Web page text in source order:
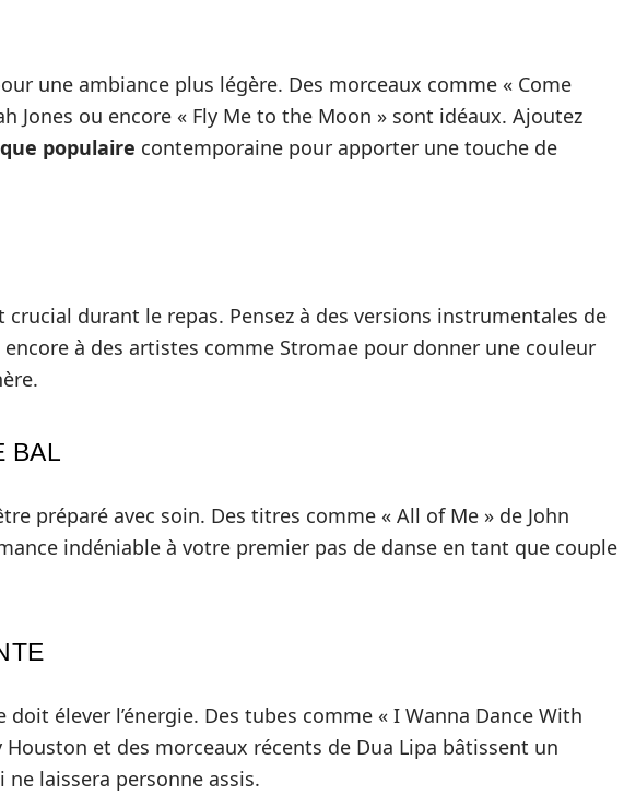
une ambiance plus légère. Des morceaux comme « Come
Jones ou encore « Fly Me to the Moon » sont idéaux. Ajoutez
populaire contemporaine pour apporter une touche de
durant le repas. Pensez à des versions instrumentales de
à des artistes comme Stromae pour donner une couleur
BAL
préparé avec soin. Des titres comme « All of Me » de John
indéniable à votre premier pas de danse en tant que couple
doit élever l’énergie. Des tubes comme « I Wanna Dance With
Houston et des morceaux récents de Dua Lipa bâtissent un
ne laissera personne assis.